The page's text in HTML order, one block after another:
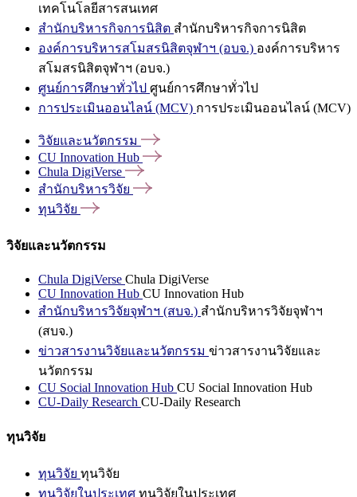
เทคโนโลยีสารสนเทศ
สำนักบริหารกิจการนิสิต สำนักบริหารกิจการนิสิต
องค์การบริหารสโมสรนิสิตจุฬาฯ (อบจ.) องค์การบริหาร
สโมสรนิสิตจุฬาฯ (อบจ.)
ศูนย์การศึกษาทั่วไป ศูนย์การศึกษาทั่วไป
การประเมินออนไลน์ (MCV) การประเมินออนไลน์ (MCV)
วิจัยและนวัตกรรม
CU Innovation Hub
Chula DigiVerse
สำนักบริหารวิจัย
ทุนวิจัย
วิจัยและนวัตกรรม
Chula DigiVerse Chula DigiVerse
CU Innovation Hub CU Innovation Hub
สำนักบริหารวิจัยจุฬาฯ (สบจ.) สำนักบริหารวิจัยจุฬาฯ
(สบจ.)
ข่าวสารงานวิจัยและนวัตกรรม ข่าวสารงานวิจัยและ
นวัตกรรม
CU Social Innovation Hub CU Social Innovation Hub
CU-Daily Research CU-Daily Research
ทุนวิจัย
ทุนวิจัย ทุนวิจัย
ทุนวิจัยในประเทศ ทุนวิจัยในประเทศ